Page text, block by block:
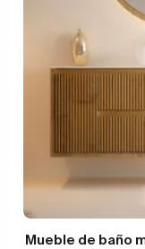
Mueble de baño